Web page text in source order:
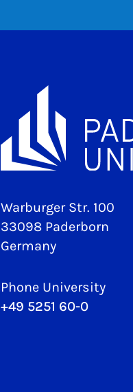
Warburger Str. 100
33098 Paderborn
Germany
Phone University
+49 5251 60-0